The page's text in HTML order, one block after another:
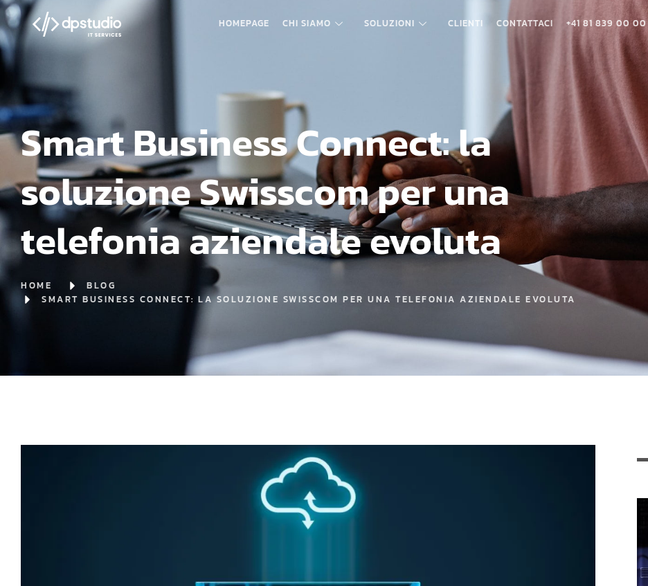
HOMEPAGE CHI SIAMO SOLUZIONI CLIENTI CONTATTACI +41 81 839 00 00
Smart Business Connect: la
soluzione Swisscom per una
telefonia aziendale evoluta
HOME
BLOG
SMART BUSINESS CONNECT: LA SOLUZIONE SWISSCOM PER UNA TELEFONIA AZIENDALE EVOLUTA